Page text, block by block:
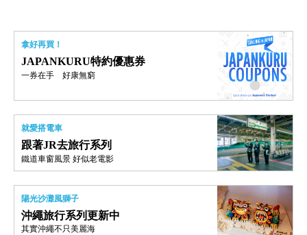
拿好再買！
JAPANKURU特約優惠券
一券在手 好康無窮
就愛搭電車
跟著JR去旅行系列
鐵道車窗風景 好似老電影
陽光沙灘風獅子
沖繩旅行系列更新中
其實沖繩不只美麗海